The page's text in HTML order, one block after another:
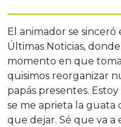
El animador se
Últimas Noticias,
momento en que
quisimos reorganizar
papás presentes.
se me aprieta la guata
que dejar. Sé que va a